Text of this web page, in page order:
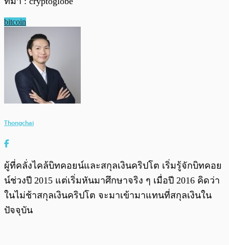
bitcoin
Thongchai
ผู้ที่คลั่งไคล้บิทคอยน์และสกุลเงินคริปโต เริ่มรู้จักบิทคอย
น์ช่วงปี 2015 แต่เริ่มหันมาศึกษาจริง ๆ เมื่อปี 2016 คิดว่า
ในไม่ช้าสกุลเงินคริปโต จะมาเข้ามาแทนที่สกุลเงินใน
ปัจจุบัน